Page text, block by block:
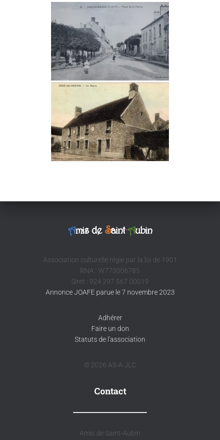
Amis de Saint-Aubin
Association culturelle régie par la loi de 1901
RNA : W773006785
Siret : 924 297 567 00019
Annonce JOAFE parue le 7 novembre 2023
Adhérer
Faire un don
Statuts de l'association
© 2026 AS-A JLC
Contact
Amis de Saint-Aubin